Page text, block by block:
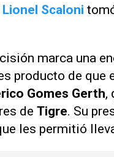
Lionel Scaloni
marca una
producto de
Gomes Gerth,
de Tigre. Su
les permitió